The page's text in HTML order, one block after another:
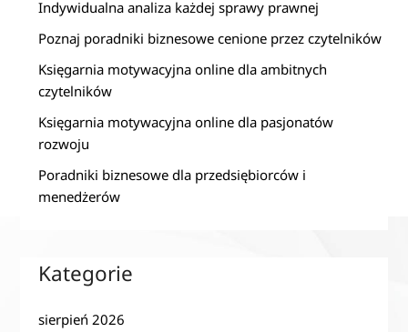
Indywidualna analiza każdej sprawy prawnej
Poznaj poradniki biznesowe cenione przez czytelników
Księgarnia motywacyjna online dla ambitnych
czytelników
Księgarnia motywacyjna online dla pasjonatów
rozwoju
Poradniki biznesowe dla przedsiębiorców i
menedżerów
Kategorie
sierpień 2026